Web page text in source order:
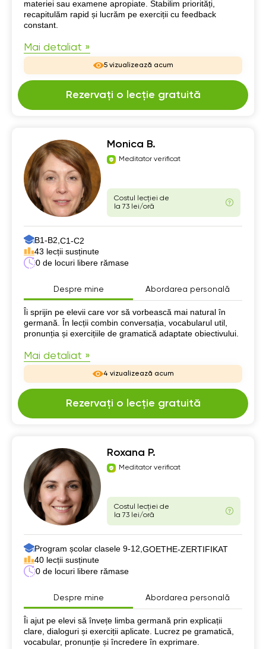
materiei sau examene apropiate. Stabilim priorități,
recapitulăm rapid și lucrăm pe exerciții cu feedback
constant.
Mai detaliat »
5 vizualizează acum
Rezervați o lecție gratuită
Monica B.
Meditator verificat
Costul lecției de
la 73 lei/oră
B1-B2, C1-C2
43 lecții susținute
0 de locuri libere rămase
Despre mine Abordarea personală
Despre mine
Îi sprijin pe elevii care vor să vorbească mai natural în
germană. În lecții combin conversația, vocabularul util,
pronunția și exercițiile de gramatică adaptate obiectivului.
Mai detaliat »
4 vizualizează acum
Rezervați o lecție gratuită
Roxana P.
Meditator verificat
Costul lecției de
la 73 lei/oră
Program școlar clasele 9-12, GOETHE-ZERTIFIKAT
40 lecții susținute
0 de locuri libere rămase
Despre mine Abordarea personală
Despre mine
Îi ajut pe elevi să învețe limba germană prin explicații
clare, dialoguri și exerciții aplicate. Lucrez pe gramatică,
vocabular, pronunție și încredere în exprimare.